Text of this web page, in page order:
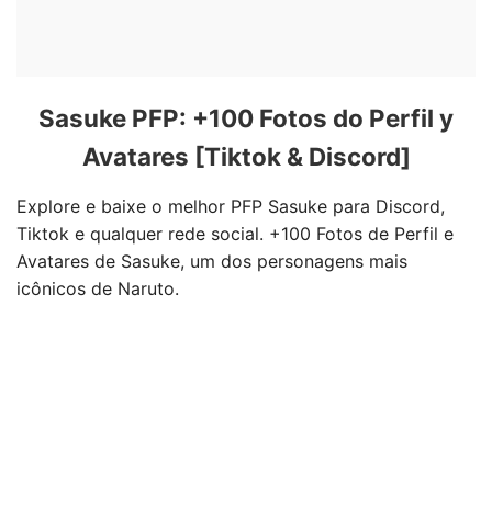
Sasuke PFP: +100 Fotos do Perfil y
Avatares [Tiktok & Discord]
Explore e baixe o melhor PFP Sasuke para Discord,
Tiktok e qualquer rede social. +100 Fotos de Perfil e
Avatares de Sasuke, um dos personagens mais
icônicos de Naruto.